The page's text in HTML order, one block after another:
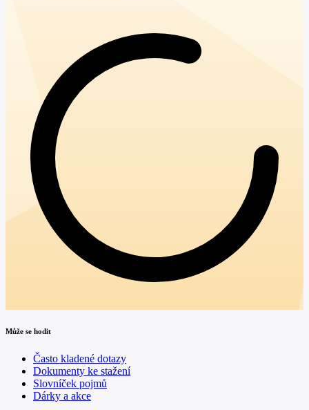
Může se hodit
Často kladené dotazy
Dokumenty ke stažení
Slovníček pojmů
Dárky a akce